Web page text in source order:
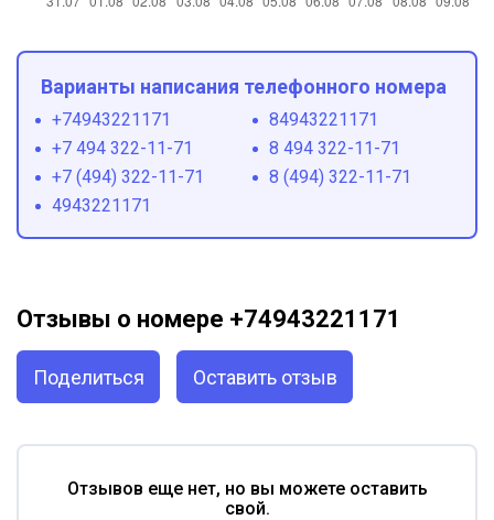
Варианты написания телефонного номера
+74943221171
84943221171
+7 494 322-11-71
8 494 322-11-71
+7 (494) 322-11-71
8 (494) 322-11-71
4943221171
Отзывы о номере +74943221171
Поделиться Оставить отзыв
Отзывов еще нет, но вы можете оставить
свой.